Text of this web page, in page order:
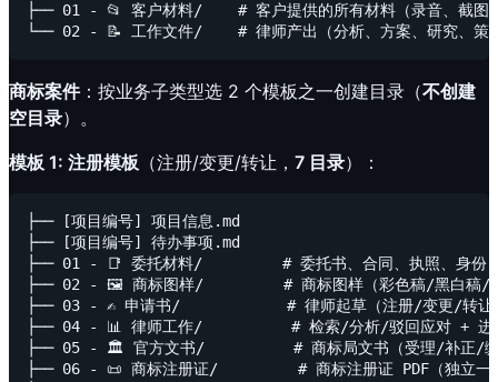
├── 01 - 📂 客户材料/    # 客户提供的所有材料（录音、截图
商标案件：按业务子类型选 2 个模板之一创建目录（不创建
空目录）。
模板 1: 注册模板 （注册/变更/转让， 7 目录）：
├── [项目编号] 项目信息.md
├── [项目编号] 待办事项.md
├── 01 - 📑 委托材料/         # 委托书、合同、执照、身份 +
├── 02 - 🖼️ 商标图样/         # 商标图样（彩色稿/黑白稿/
├── 03 - ✍️ 申请书/            # 律师起草（注册/变更/转让
├── 04 - 📊 律师工作/          # 检索/分析/驳回应对 + 进
├── 05 - 🏛️ 官方文书/          # 商标局文书（受理/补正/缴费
├── 06 - 📜 商标注册证/         # 商标注册证 PDF（独立一